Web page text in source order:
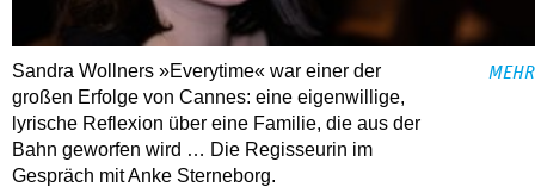
Sandra Wollners »Everytime« war einer der
großen Erfolge von Cannes: eine eigenwillige,
lyrische Reflexion über eine ­Familie, die aus der
Bahn geworfen wird … Die Regisseurin im
Gespräch mit Anke Sterneborg.
MEHR